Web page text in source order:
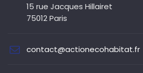
15 rue Jacques Hillairet
75012 Paris
contact@actionecohabitat.fr